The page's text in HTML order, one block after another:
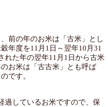
前の年のお米は「古米」とし
年度を11月1日～翌年10月31
れた年の翌年11月1日から古米
お米は「古古米」とも呼ば
です。
過しているお米ですので、保